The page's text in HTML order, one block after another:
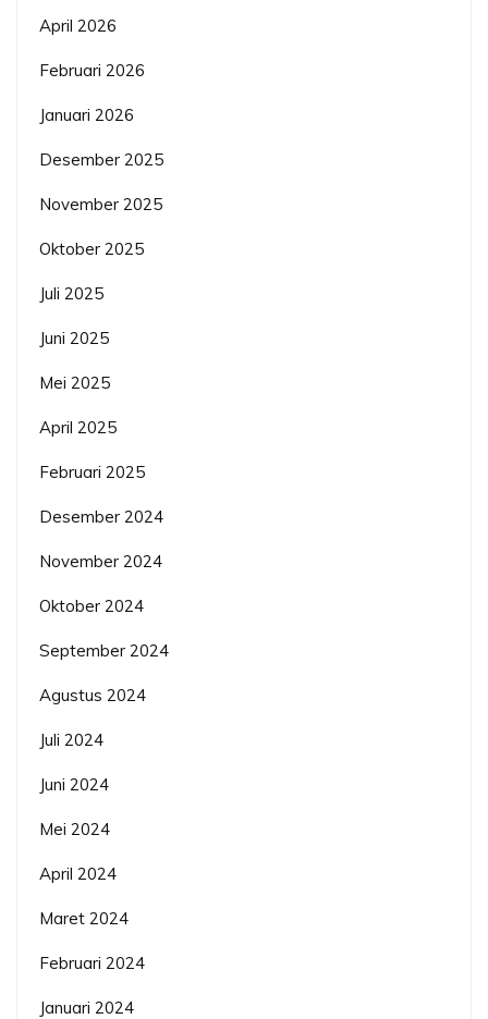
April 2026
Februari 2026
Januari 2026
Desember 2025
November 2025
Oktober 2025
Juli 2025
Juni 2025
Mei 2025
April 2025
Februari 2025
Desember 2024
November 2024
Oktober 2024
September 2024
Agustus 2024
Juli 2024
Juni 2024
Mei 2024
April 2024
Maret 2024
Februari 2024
Januari 2024